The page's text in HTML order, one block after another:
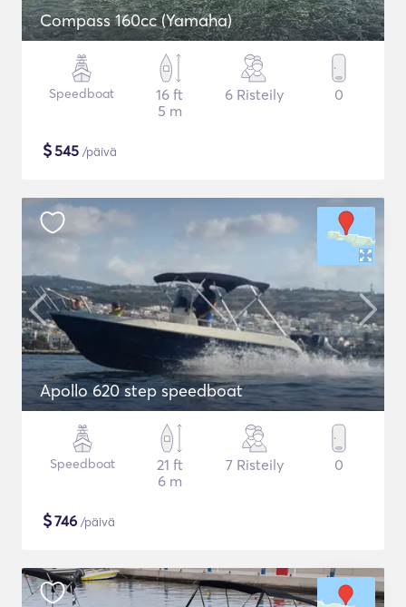
Compass 160cc (Yamaha)
Speedboat
16 ft
5 m
6 Risteily 0
$545 /päivä
Apollo 620 step speedboat
Speedboat
21 ft
6 m
7 Risteily 0
$746 /päivä